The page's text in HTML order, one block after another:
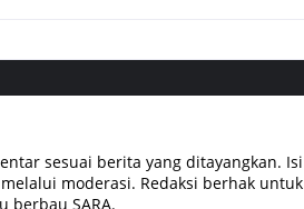
sesuai berita yang ditayangkan. Isi
moderasi. Redaksi berhak untuk
berbau SARA.